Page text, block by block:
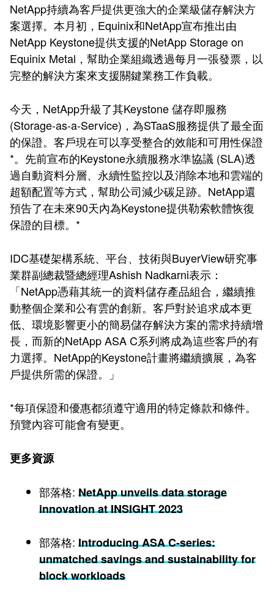
NetApp持續為客戶提供更強大的企業級儲存解決方
案選擇。本月初，Equinix和NetApp宣布推出由
NetApp Keystone提供支援的NetApp Storage on
Equinix Metal，幫助企業組織透過每月一張發票，以
完整的解決方案來支援關鍵業務工作負載。
今天，NetApp升級了其Keystone 儲存即服務
(Storage-as-a-Service)，為STaaS服務提供了最全面
的保證。客戶現在可以享受整合的效能和可用性保證
*。先前宣布的Keystone永續服務水準協議 (SLA)透
過自動資料分層、永續性監控以及消除本地和雲端的
超額配置等方式，幫助公司減少碳足跡。NetApp還
預告了在未來90天內為Keystone提供勒索軟體恢復
保證的目標。*
IDC基礎架構系統、平台、技術與BuyerView研究事
業群副總裁暨總經理Ashish Nadkarni表示：
「NetApp憑藉其統一的資料儲存產品組合，繼續推
動整個企業和公有雲的創新。客戶對於追求成本更
低、環境影響更小的簡易儲存解決方案的需求持續增
長，而新的NetApp ASA C系列將成為這些客戶的有
力選擇。NetApp的Keystone計畫將繼續擴展，為客
戶提供所需的保證。」
*每項保證和優惠都須遵守適用的特定條款和條件。
預覽內容可能會有變更。
更多資源
部落格: NetApp unveils data storage
innovation at INSIGHT 2023
部落格: Introducing ASA C-series:
unmatched savings and sustainability for
block workloads